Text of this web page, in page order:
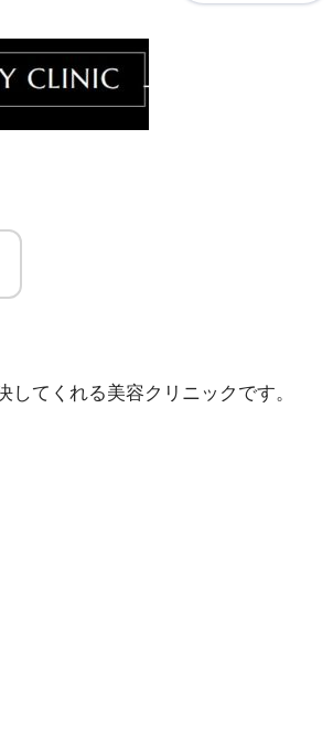
してくれる美容クリニックです。